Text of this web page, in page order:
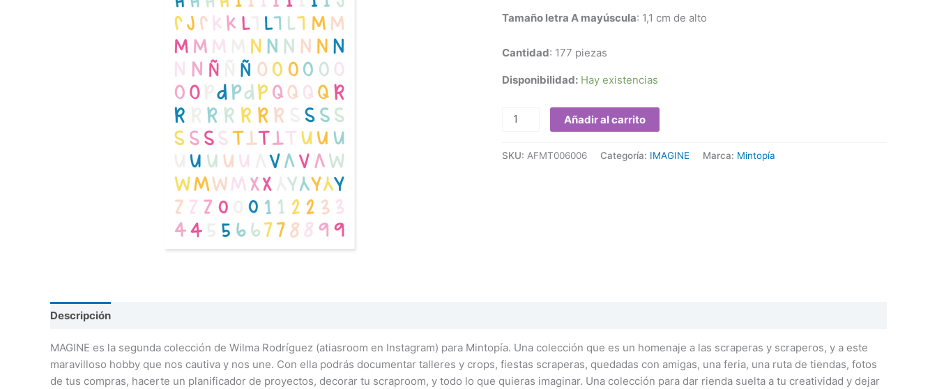
Tamaño letra A mayúscula: 1,1 cm de alto
Cantidad: 177 piezas
Disponibilidad: Hay existencias
Añadir al carrito
SKU: AFMT006006 Categoría: IMAGINE Marca: Mintopía
Descripción
MAGINE es la segunda colección de Wilma Rodríguez (atiasroom en Instagram) para Mintopía. Una colección que es un homenaje a las scraperas y scraperos, y a este
maravilloso hobby que nos cautiva y nos une. Con ella podrás documentar talleres y crops, fiestas scraperas, quedadas con amigas, una feria, una ruta de tiendas, fotos
de tus compras, hacerte un planificador de proyectos, decorar tu scraproom, y todo lo que quieras imaginar. Una colección para dar rienda suelta a tu creatividad y dejar